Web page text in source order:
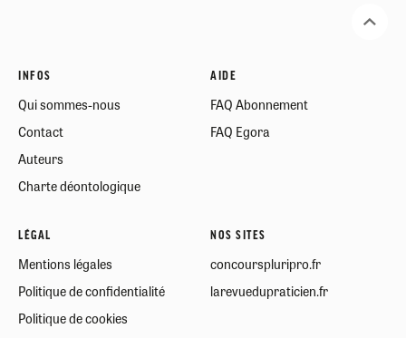
INFOS
Qui sommes-nous
Contact
Auteurs
Charte déontologique
AIDE
FAQ Abonnement
FAQ Egora
LÉGAL
Mentions légales
Politique de confidentialité
Politique de cookies
NOS SITES
concourspluripro.fr
larevuedupraticien.fr